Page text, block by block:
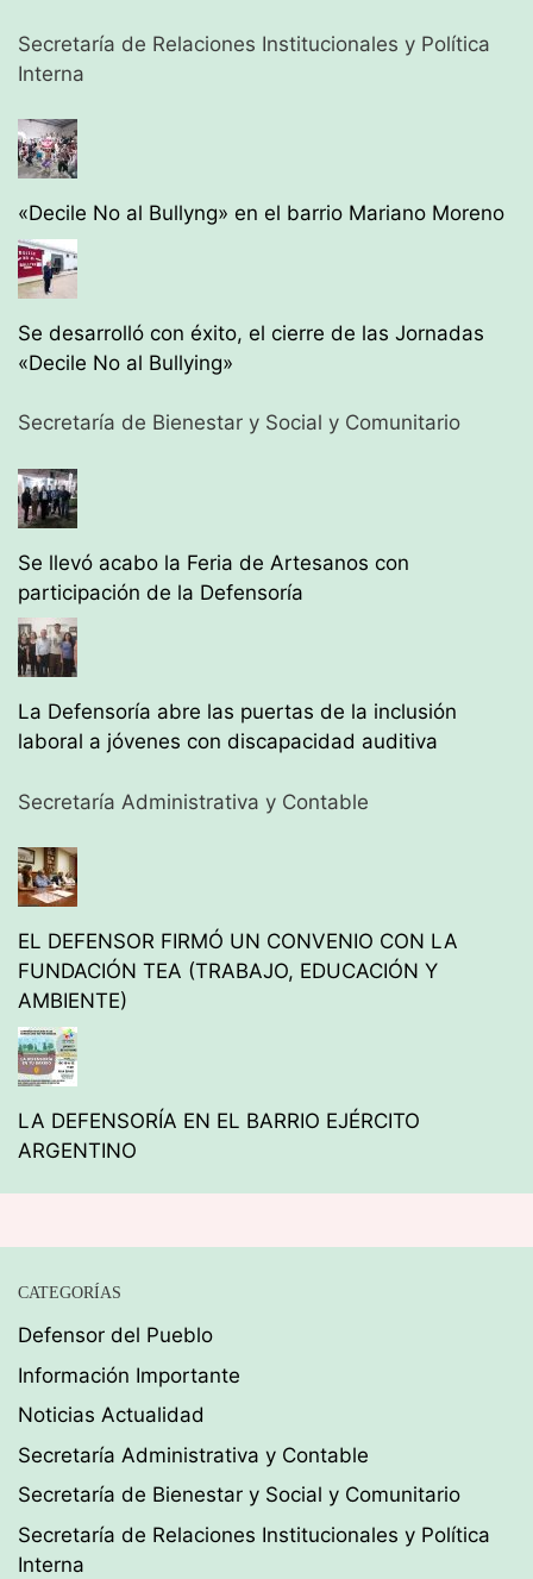
Secretaría de Relaciones Institucionales y Política
Interna
«Decile No al Bullyng» en el barrio Mariano Moreno
Se desarrolló con éxito, el cierre de las Jornadas
«Decile No al Bullying»
Secretaría de Bienestar y Social y Comunitario
Se llevó acabo la Feria de Artesanos con
participación de la Defensoría
La Defensoría abre las puertas de la inclusión
laboral a jóvenes con discapacidad auditiva
Secretaría Administrativa y Contable
EL DEFENSOR FIRMÓ UN CONVENIO CON LA
FUNDACIÓN TEA (TRABAJO, EDUCACIÓN Y
AMBIENTE)
LA DEFENSORÍA EN EL BARRIO EJÉRCITO
ARGENTINO
CATEGORÍAS
Defensor del Pueblo
Información Importante
Noticias Actualidad
Secretaría Administrativa y Contable
Secretaría de Bienestar y Social y Comunitario
Secretaría de Relaciones Institucionales y Política
Interna